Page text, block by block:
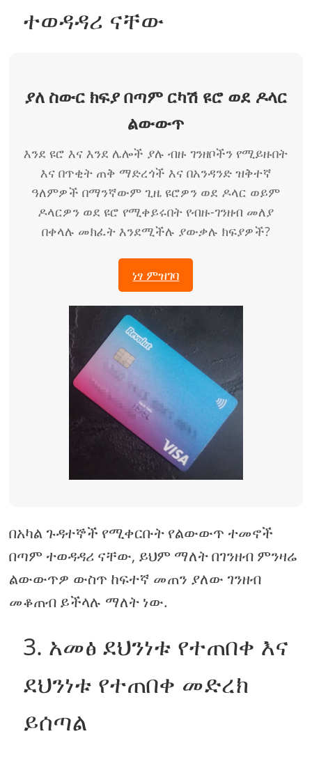
ተወዳዳሪ ናቸው
ያለ ስውር ክፍያ በጣም ርካሽ ዩሮ ወደ ዶላር
ልውውጥ
እንደ ዩሮ እና እንደ ሌሎች ያሉ ብዙ ገንዘቦችን የሚይዙበት
እና በጥቂት ጠቅ ማድረጎች እና በአንዳንድ ዝቅተኛ
ዓለምዎች በማንኛውም ጊዜ ዩሮዎን ወደ ዶላር ወይም
ዶላርዎን ወደ ዩሮ የሚቀይሩበት የብዙ-ገንዘብ መለያ
በቀላሉ መክፈት እንደሚችሉ ያውቃሉ ክፍያዎች?
ነፃ ምዝገባ
በአካል ጉዳተኞች የሚቀርቡት የልውውጥ ተመኖች
በጣም ተወዳዳሪ ናቸው, ይህም ማለት በገንዘብ ምንዛሬ
ልውውጥዎ ውስጥ ከፍተኛ መጠን ያለው ገንዘብ
መቆጠብ ይችላሉ ማለት ነው.
3. አመፅ ደህንነቱ የተጠበቀ እና
ደህንነቱ የተጠበቀ መድረክ
ይሰጣል